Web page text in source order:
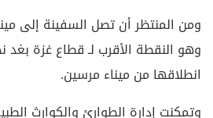
ومن المنتظر أن تصل السفينة إلى
انطلاقها من ميناء مرسين.
وتمكنت إدارة الطوارئ والكوارث